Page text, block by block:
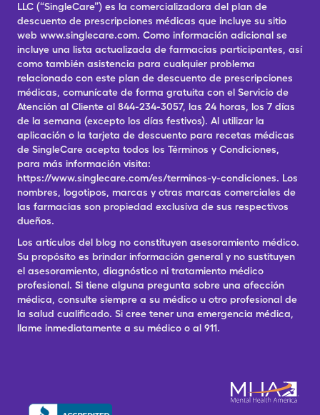
LLC (“SingleCare”) es la comercializadora del plan de
descuento de prescripciones médicas que incluye su sitio
web www.singlecare.com. Como información adicional se
incluye una lista actualizada de farmacias participantes, así
como también asistencia para cualquier problema
relacionado con este plan de descuento de prescripciones
médicas, comunícate de forma gratuita con el Servicio de
Atención al Cliente al 844-234-3057, las 24 horas, los 7 días
de la semana (excepto los días festivos). Al utilizar la
aplicación o la tarjeta de descuento para recetas médicas
de SingleCare acepta todos los Términos y Condiciones,
para más información visita:
https://www.singlecare.com/es/terminos-y-condiciones. Los
nombres, logotipos, marcas y otras marcas comerciales de
las farmacias son propiedad exclusiva de sus respectivos
dueños.
Los artículos del blog no constituyen asesoramiento médico.
Su propósito es brindar información general y no sustituyen
el asesoramiento, diagnóstico ni tratamiento médico
profesional. Si tiene alguna pregunta sobre una afección
médica, consulte siempre a su médico u otro profesional de
la salud cualificado. Si cree tener una emergencia médica,
llame inmediatamente a su médico o al 911.